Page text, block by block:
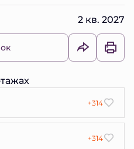
2 кв. 2027
+314
+314